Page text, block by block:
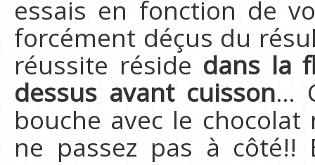
essais en fonction de
forcément déçus du
réussite réside dans la
dessus avant cuisson…
bouche avec le
ne passez pas à côté!!